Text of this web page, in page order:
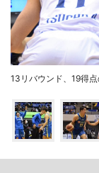
13リバウンド、19得